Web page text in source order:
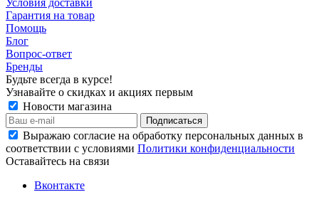
Условия доставки
Гарантия на товар
Помощь
Блог
Вопрос-ответ
Бренды
Будьте всегда в курсе!
Узнавайте о скидках и акциях первым
Новости магазина
Выражаю согласие на обработку персональных данных в
соответствии с условиями Политики конфиденциальности
Оставайтесь на связи
Вконтакте